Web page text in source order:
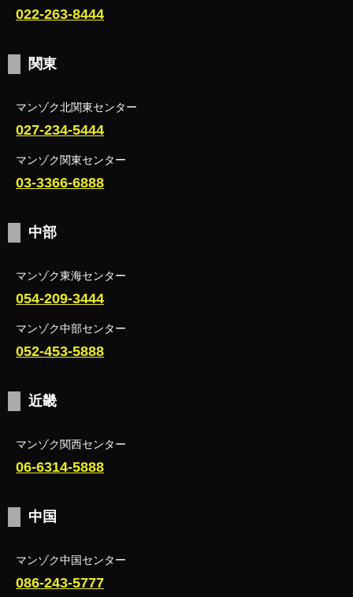
022-263-8444
関東
マンゾク北関東センター
027-234-5444
マンゾク関東センター
03-3366-6888
中部
マンゾク東海センター
054-209-3444
マンゾク中部センター
052-453-5888
近畿
マンゾク関西センター
06-6314-5888
中国
マンゾク中国センター
086-243-5777